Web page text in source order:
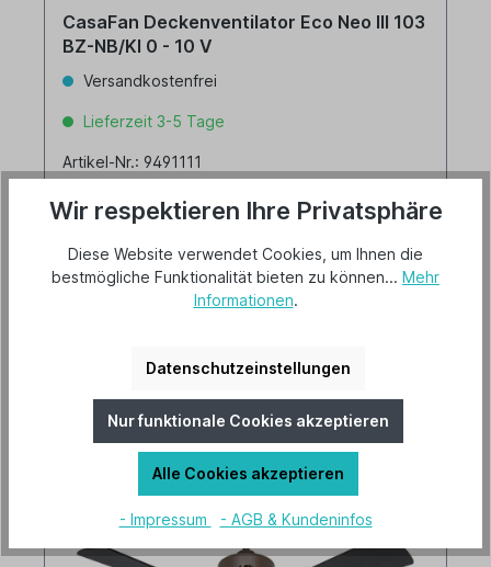
CasaFan Deckenventilator Eco Neo III 103
BZ-NB/KI 0 - 10 V
Versandkostenfrei
Lieferzeit 3-5 Tage
Artikel-Nr.: 9491111
Details
Wir respektieren Ihre Privatsphäre
Diese Website verwendet Cookies, um Ihnen die
bestmögliche Funktionalität bieten zu können... Mehr
Informationen.
Datenschutzeinstellungen
Nur funktionale Cookies akzeptieren
Alle Cookies akzeptieren
- Impressum - AGB & Kundeninfos